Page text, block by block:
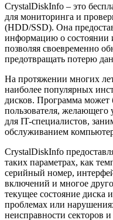
CrystalDiskInfo – это
для мониторинга и
(HDD/SSD). Она
информацию о состоянии
позволяя своевременно
предотвращать потерю
На протяжении многих
наиболее популярных
дисков. Программа может
пользователя, желающего
для IT-специалистов,
обслуживанием
CrystalDiskInfo
таких параметрах, как
серийный номер,
включений и многое
текущее состояние диска
проблемах или
неисправности секторов